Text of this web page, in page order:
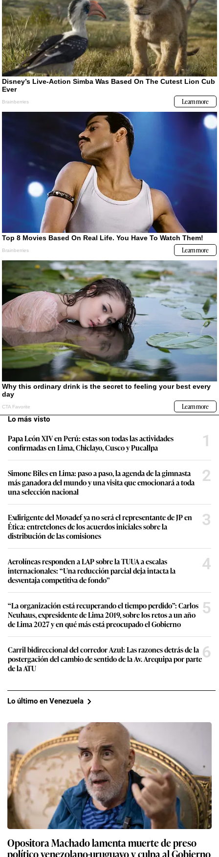
Lo más visto
Papa León XIV en Perú: estas son todas las actividades
confirmadas en Lima, Chiclayo, Cusco y Pucallpa
1
Simone Biles en Lima: paso a paso, la agenda de la gimnasta
más ganadora del mundo y una visita que emocionará a toda
una selección nacional
2
Exdirigente del Movadef ya no será el representante de JP en
Ética: entretelones de los acuerdos iniciales sobre la
distribución de las comisiones
3
Aerolíneas responden a LAP sobre la TUUA a escalas
internacionales: “Una reducción parcial deja intacta la
desventaja competitiva de fondo”
4
“La organización está recuperando el tiempo perdido”: Carlos
Neuhaus, expresidente de Lima 2019, sobre los retos a un año
de Lima 2027 y en qué más está preocupado el Gobierno
5
Carril bidireccional del corredor Azul: Las razones detrás de la
postergación del cambio de sentido de la Av. Arequipa por parte
de la ATU
6
Lo último en Venezuela
Opositora Machado lamenta muerte de preso
político venezolano-uruguayo y culpa al Gobierno